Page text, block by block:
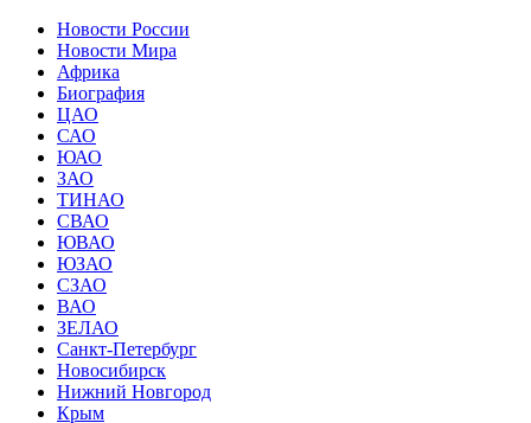
Новости России
Новости Мира
Африка
Биография
ЦАО
САО
ЮАО
ЗАО
ТИНАО
СВАО
ЮВАО
ЮЗАО
СЗАО
ВАО
ЗЕЛАО
Санкт-Петербург
Новосибирск
Нижний Новгород
Крым